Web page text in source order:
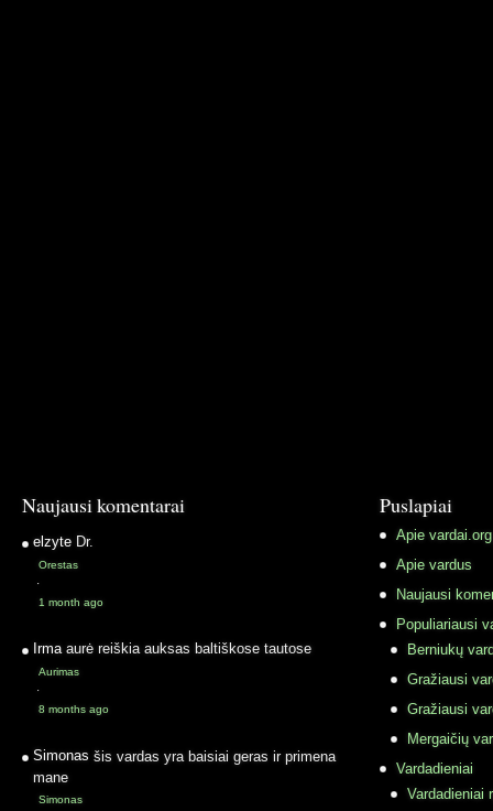
Naujausi komentarai
elzyte Dr.
Orestas
·
1 month ago
Irma aurė reiškia auksas baltiškose tautose
Aurimas
·
8 months ago
Simonas šis vardas yra baisiai geras ir primena
mane
Simonas
Puslapiai
Apie vardai.org
Apie vardus
Naujausi
Populiariausi
Berniukų
Gražiausi
Gražiausi
Mergaičių
Vardadieniai
Vardadieniai